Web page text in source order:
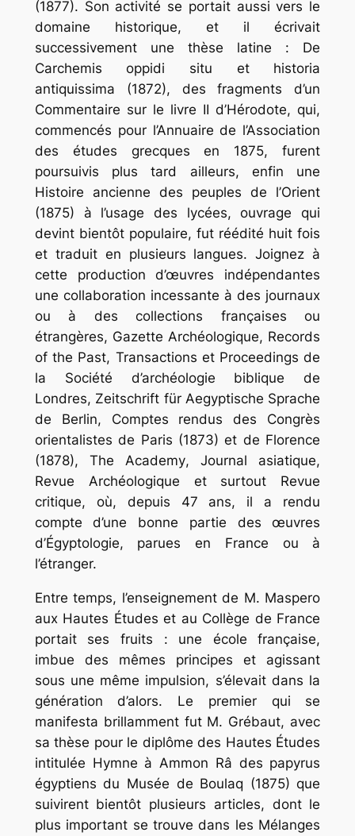
(1877). Son activité se portait aussi vers le
domaine historique, et il écrivait
successivement une thèse latine : De
Carchemis
oppidi situ et
historia
antiquissima (1872), des fragments d’un
Commentaire sur le livre II d’Hérodote, qui,
commencés pour l’Annuairede l’Association
des
études grecques en 1875, furent
poursuivis plus tard ailleurs, enfin une
Histoire
ancienne des peuples de
l’Orient
(1875) à l’usage des lycées, ouvrage qui
devint bientôt populaire, fut réédité huit fois
et traduit en plusieurs langues. Joignez à
cette production d’œuvres indépendantes
une collaboration incessante à des journaux
ou à des collections françaises ou
étrangères, Gazette Archéologique, Records
of the Past, Transactions et Proceedings de
la Société d’archéologie biblique de
Londres, Zeitschrift für Aegyptische Sprache
de Berlin, Comptes
rendus des Congrès
orientalistes de Paris (1873) et de Florence
(1878), The Academy,Journal asiatique,
Revue
Archéologique et surtout Revue
critique, où, depuis 47 ans, il a rendu
compte d’une bonne partie des œuvres
d’Égyptologie, parues en France ou à
l’étranger.
Entre temps, l’enseignement de M. Maspero
aux Hautes Études et au Collège de France
portait ses fruits : une école française,
imbue des mêmes principes et agissant
sous une même impulsion, s’élevait dans la
génération d’alors. Le premier qui se
manifesta brillamment fut M. Grébaut, avec
sa thèse pour le diplôme des Hautes Études
intitulée Hymne à Ammon Râ des papyrus
égyptiens du Musée de Boulaq (1875) que
suivirent bientôt plusieurs articles, dont le
plus important se trouve dans les Mélanges